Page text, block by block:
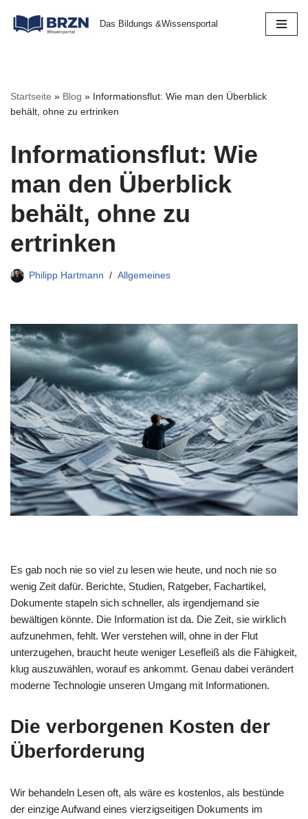
Zum
Das Bildungs &Wissensportal
Startseite » Blog » Informationsflut: Wie man den Überblick
behält, ohne zu ertrinken
Informationsflut: Wie
man den Überblick
behält, ohne zu
ertrinken
Philipp Hartmann Allgemeines
Es gab noch nie so viel zu lesen wie heute, und noch nie so
wenig Zeit dafür. Berichte, Studien, Ratgeber, Fachartikel,
Dokumente stapeln sich schneller, als irgendjemand sie
bewältigen könnte. Die Information ist da. Die Zeit, sie wirklich
aufzunehmen, fehlt. Wer verstehen will, ohne in der Flut
unterzugehen, braucht heute weniger Lesefleiß als die Fähigkeit,
klug auszuwählen, worauf es ankommt. Genau dabei verändert
moderne Technologie unseren Umgang mit Informationen.
Die verborgenen Kosten der
Überforderung
Wir behandeln Lesen oft, als wäre es kostenlos, als bestünde
der einzige Aufwand eines vierzigseitigen Dokuments im